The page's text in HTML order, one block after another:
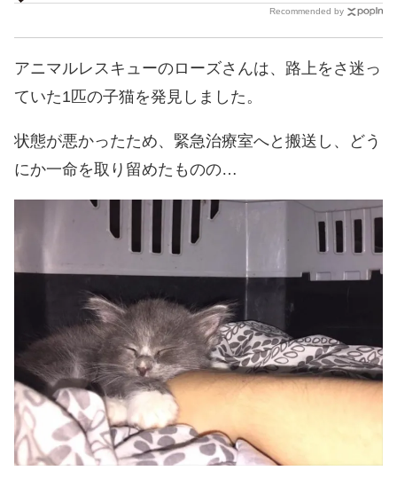
Recommended by
アニマルレスキューのローズさんは、路上をさ迷っ
ていた1匹の子猫を発見しました。
状態が悪かったため、緊急治療室へと搬送し、どう
にか一命を取り留めたものの…